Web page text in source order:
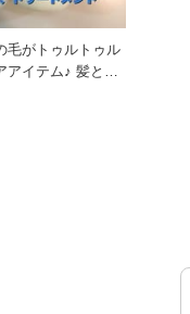
毛がトゥルトゥル
テム♪ 髪と同